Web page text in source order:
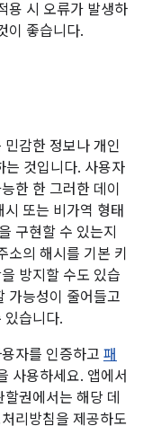
용 시 오류가 발생하
이 좋습니다.
감한 정보나 개인
는 것입니다. 사용자
한 한 그러한 데이
또는 비가역 형태
구현할 수 있는지
의 해시를 기본 키
방지할 수도 있습
가능성이 줄어들고
있습니다.
자를 인증하고 패
사용하세요. 앱에서
권에서는 해당 데
리방침을 제공하도